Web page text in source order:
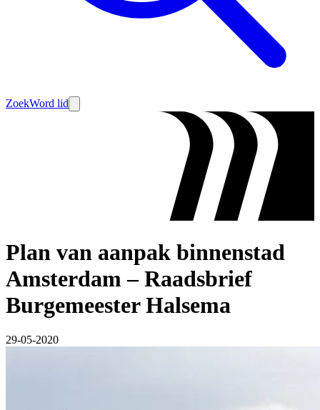
ZoekWord lid
Plan van aanpak binnenstad
Amsterdam – Raadsbrief
Burgemeester Halsema
29-05-2020